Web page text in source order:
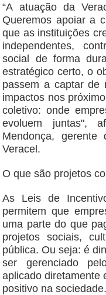
“A atuação da
Queremos apoiar a
que as instituições
independentes,
social de forma
estratégico certo, o
passem a captar de
impactos nos
coletivo: onde
evoluem juntas",
Mendonça, gerente
Veracel.
O que são projetos
As Leis de
permitem que
uma parte do que
projetos sociais,
pública. Ou seja: é
ser gerenciado
aplicado diretamente
positivo na sociedade.